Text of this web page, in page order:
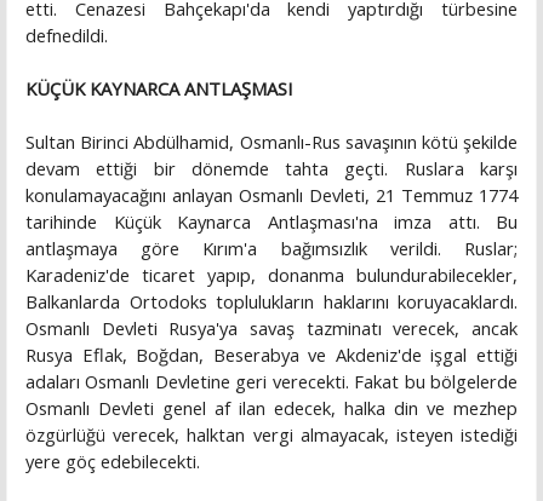
etti. Cenazesi Bahçekapı'da kendi yaptırdığı türbesine
defnedildi.
KÜÇÜK KAYNARCA ANTLAŞMASI
Sultan Birinci Abdülhamid, Osmanlı-Rus savaşının kötü şekilde
devam ettiği bir dönemde tahta geçti. Ruslara karşı
konulamayacağını anlayan Osmanlı Devleti, 21 Temmuz 1774
tarihinde Küçük Kaynarca Antlaşması'na imza attı. Bu
antlaşmaya göre Kırım'a bağımsızlık verildi. Ruslar;
Karadeniz'de ticaret yapıp, donanma bulundurabilecekler,
Balkanlarda Ortodoks toplulukların haklarını koruyacaklardı.
Osmanlı Devleti Rusya'ya savaş tazminatı verecek, ancak
Rusya Eflak, Boğdan, Beserabya ve Akdeniz'de işgal ettiği
adaları Osmanlı Devletine geri verecekti. Fakat bu bölgelerde
Osmanlı Devleti genel af ilan edecek, halka din ve mezhep
özgürlüğü verecek, halktan vergi almayacak, isteyen istediği
yere göç edebilecekti.